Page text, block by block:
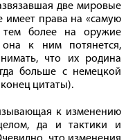
две мировые
имеет права на «самую
более на оружие
она к ним потянется,
что их родина
больше с немецкой
цитаты).
к изменению
да и тактики и